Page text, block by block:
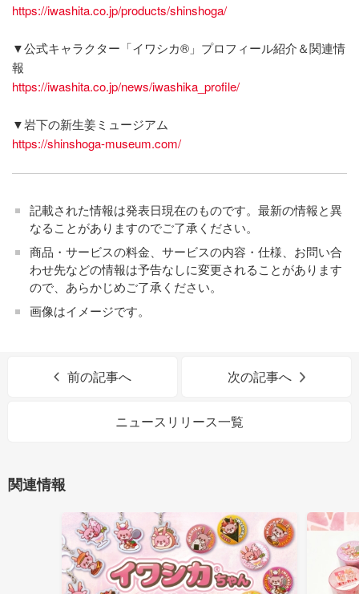
https://iwashita.co.jp/products/shinshoga/
▼公式キャラクター「イワシカ®」プロフィール紹介＆関連情
報
https://iwashita.co.jp/news/iwashika_profile/
▼岩下の新生姜ミュージアム
https://shinshoga-museum.com/
記載された情報は発表日現在のものです。最新の情報と異
なることがありますのでご了承ください。
商品・サービスの料金、サービスの内容・仕様、お問い合
わせ先などの情報は予告なしに変更されることがあります
ので、あらかじめご了承ください。
画像はイメージです。
前の記事へ 次の記事へ
ニュースリリース一覧
関連情報